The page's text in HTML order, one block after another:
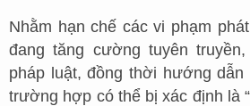
Nhằm hạn chế các vi phạm
đang tăng cường tuyên
pháp luật, đồng thời hướng dẫn
trường hợp có thể bị xác định là